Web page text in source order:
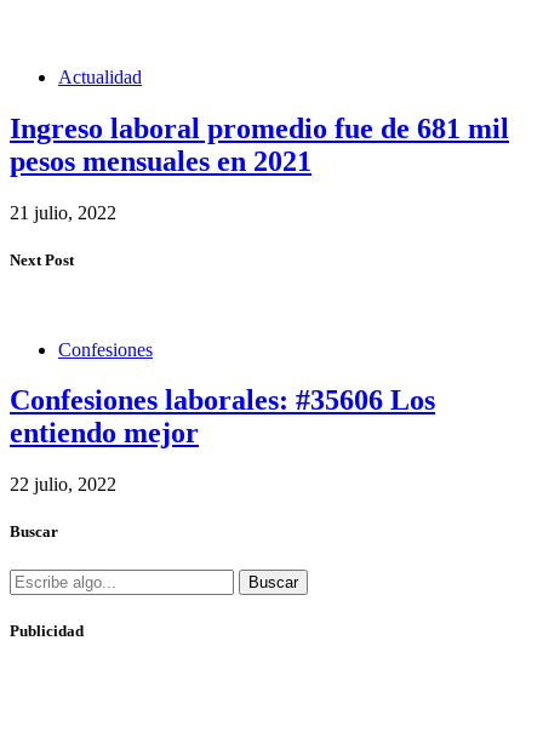
Actualidad
Ingreso laboral promedio fue de 681 mil
pesos mensuales en 2021
21 julio, 2022
Next Post
Confesiones
Confesiones laborales: #35606 Los
entiendo mejor
22 julio, 2022
Buscar
Buscar
Publicidad